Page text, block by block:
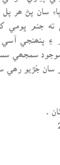
سان پڻ ھر پل
ته جنم ڀومي
۽ پنھنجي آسي
سمجھي
سان جُڙيو رھي
.